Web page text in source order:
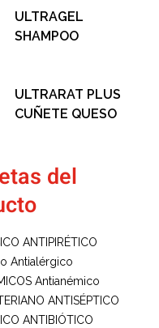
ULTRAGEL
SHAMPOO
ULTRARAT PLUS
CUÑETE QUESO
del
ANTIPIRÉTICO
Antialérgico
Antianémico
ANTISÉPTICO
ANTIBIÓTICO